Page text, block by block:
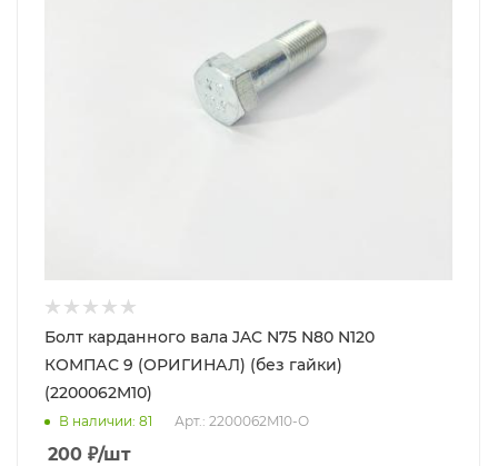
Болт карданного вала JAC N75 N80 N120
КОМПАС 9 (ОРИГИНАЛ) (без гайки)
(2200062M10)
В наличии: 81 Арт.: 2200062M10-О
200 ₽/шт